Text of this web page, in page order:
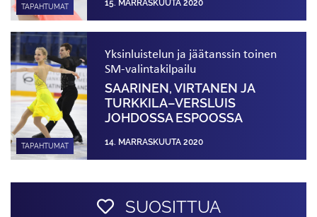
TAPAHTUMAT 15. MARRASKUUTA 2020
TAPAHTUMAT
Yksinluistelun ja jäätanssin toinen
SM-valintakilpailu
SAARINEN, VIRTANEN JA
TURKKILA–VERSLUIS
JOHDOSSA ESPOOSSA
14. MARRASKUUTA 2020
SUOSITTUA